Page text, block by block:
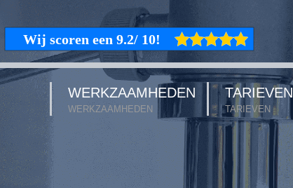
WERKZAAMHEDEN
WERKZAAMHEDEN
TARIEVEN
TARIEVEN